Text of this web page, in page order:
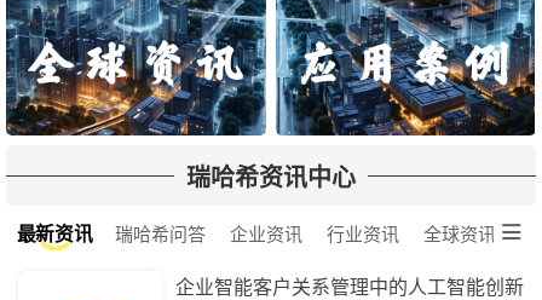
瑞哈希资讯中心
最新资讯 瑞哈希问答 企业资讯 行业资讯 全球资讯 
企业智能客户关系管理中的人工智能创新